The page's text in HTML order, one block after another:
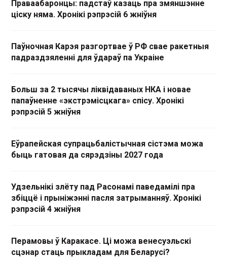
Праваабаронцы: падстаў казаць пра змяншэнне
ціску няма. Хронікі рэпрэсій 6 жніўня
Паўночная Карэя разгортвае ў РФ свае ракетныя
падраздзяленні для ўдараў па Украіне
Больш за 2 тысячы ліквідаваных НКА і новае
папаўненне «экстрэмісцкага» спісу. Хронікі
рэпрэсій 5 жніўня
Еўрапейская супрацьбалістычная сістэма можа
быць гатовая да сярэдзіны 2027 года
Удзельнікі злёту пад Расонамі паведамілі пра
збіццё і прыніжэнні пасля затрыманняў. Хронікі
рэпрэсій 4 жніўня
Перамовы ў Каракасе. Ці можа венесуэльскі
сцэнар стаць прыкладам для Беларусі?